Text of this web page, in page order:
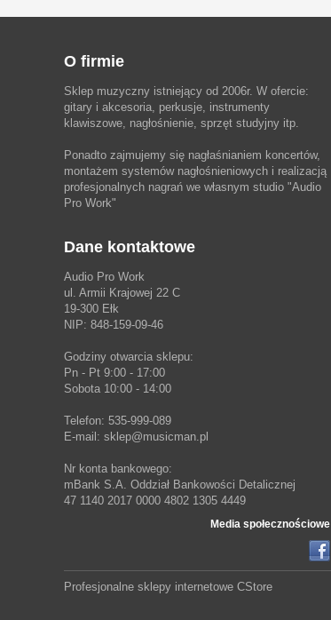
O firmie
Sklep muzyczny istniejący od 2006r. W ofercie:
gitary i akcesoria, perkusje, instrumenty
klawiszowe, nagłośnienie, sprzęt studyjny itp.
Ponadto zajmujemy się nagłaśnianiem koncertów,
montażem systemów nagłośnieniowych i realizacją
profesjonalnych nagrań we własnym studio "Audio
Pro Work"
Dane kontaktowe
Audio Pro Work
ul. Armii Krajowej 22 C
19-300 Ełk
NIP: 848-159-09-46
Godziny otwarcia sklepu:
Pn - Pt 9:00 - 17:00
Sobota 10:00 - 14:00
Telefon: 535-999-089
E-mail: sklep@musicman.pl
Nr konta bankowego:
mBank S.A. Oddział Bankowości Detalicznej
47 1140 2017 0000 4802 1305 4449
Media społecznościowe
Profesjonalne sklepy internetowe CStore